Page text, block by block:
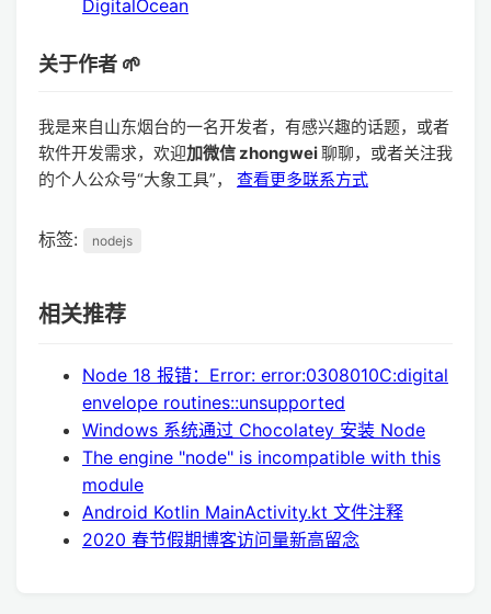
DigitalOcean
关于作者 🌱
我是来自山东烟台的一名开发者，有感兴趣的话题，或者
软件开发需求，欢迎加微信 zhongwei聊聊，或者关注我
的个人公众号“大象工具”， 查看更多联系方式
标签: nodejs
相关推荐
Node 18 报错：Error: error:0308010C:digital
envelope routines::unsupported
Windows 系统通过 Chocolatey 安装 Node
The engine "node" is incompatible with this
module
Android Kotlin MainActivity.kt 文件注释
2020 春节假期博客访问量新高留念